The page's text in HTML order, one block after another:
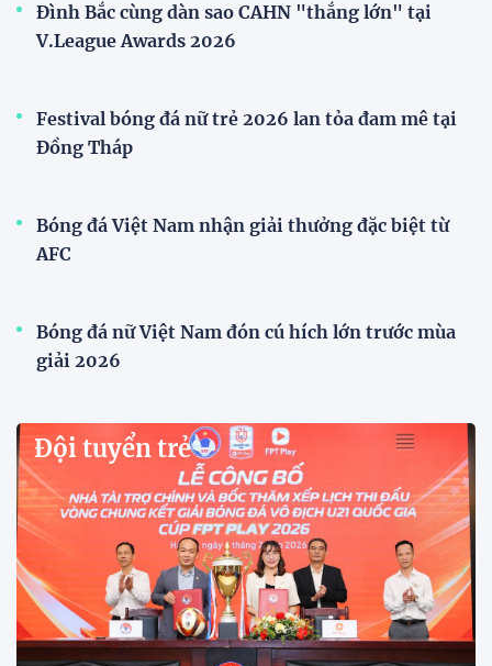
Đình Bắc cùng dàn sao CAHN "thắng lớn" tại
V.League Awards 2026
Festival bóng đá nữ trẻ 2026 lan tỏa đam mê tại
Đồng Tháp
Bóng đá Việt Nam nhận giải thưởng đặc biệt từ
AFC
Bóng đá nữ Việt Nam đón cú hích lớn trước mùa
giải 2026
Đội tuyển trẻ